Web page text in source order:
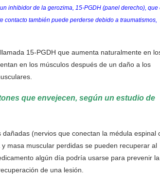
inhibidor de la gerozima, 15-PGDH (panel derecho), que
también puede perderse debido a traumatismos,
15-PGDH que aumenta naturalmente en
en los músculos después de un daño a los
que envejecen, según un estudio de
(nervios que conectan la médula espinal
​​masa muscular perdidas se pueden recuperar al
algún día podría usarse para prevenir la
de una lesión.